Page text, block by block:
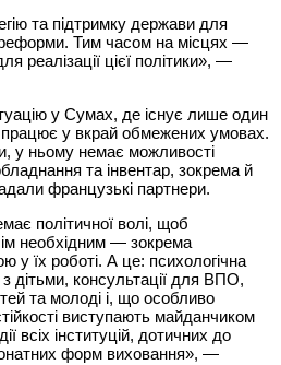
та підтримку держави для
реформи. Тим часом на місцях —
реалізації цієї політики», —
у Сумах, де існує лише один
працює у вкрай обмежених умовах.
у ньому немає можливості
та інвентар, зокрема й
французькі партнери.
політичної волі, щоб
необхідним — зокрема
у їх роботі. А це: психологічна
дітьми, консультації для ВПО,
та молоді і, що особливо
виступають майданчиком
всіх інституцій, дотичних до
форм виховання», —